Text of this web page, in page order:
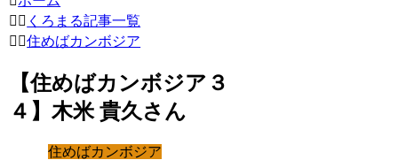
くろまる記事一覧
住めばカンボジア
【住めばカンボジア３
４】木米 貴久さん
住めばカンボジア